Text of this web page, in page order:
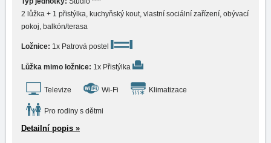
2 lůžka + 1 přistýlka, kuchyňský kout, vlastní sociální zařízení, obývací
pokoj, balkón/terasa
Ložnice: 1x Patrová postel
Lůžka mimo ložnice: 1x Přistýlka
Televize Wi-Fi Klimatizace
Pro rodiny s dětmi
Detailní popis »